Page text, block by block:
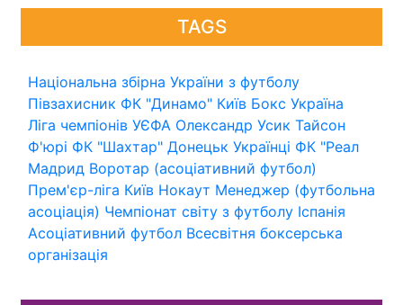
TAGS
Національна збірна України з футболу
Півзахисник ФК "Динамо" Київ Бокс Україна
Ліга чемпіонів УЄФА Олександр Усик Тайсон
Ф'юрі ФК "Шахтар" Донецьк Українці ФК "Реал
Мадрид Воротар (асоціативний футбол)
Прем'єр-ліга Київ Нокаут Менеджер (футбольна
асоціація) Чемпіонат світу з футболу Іспанія
Асоціативний футбол Всесвітня боксерська
організація